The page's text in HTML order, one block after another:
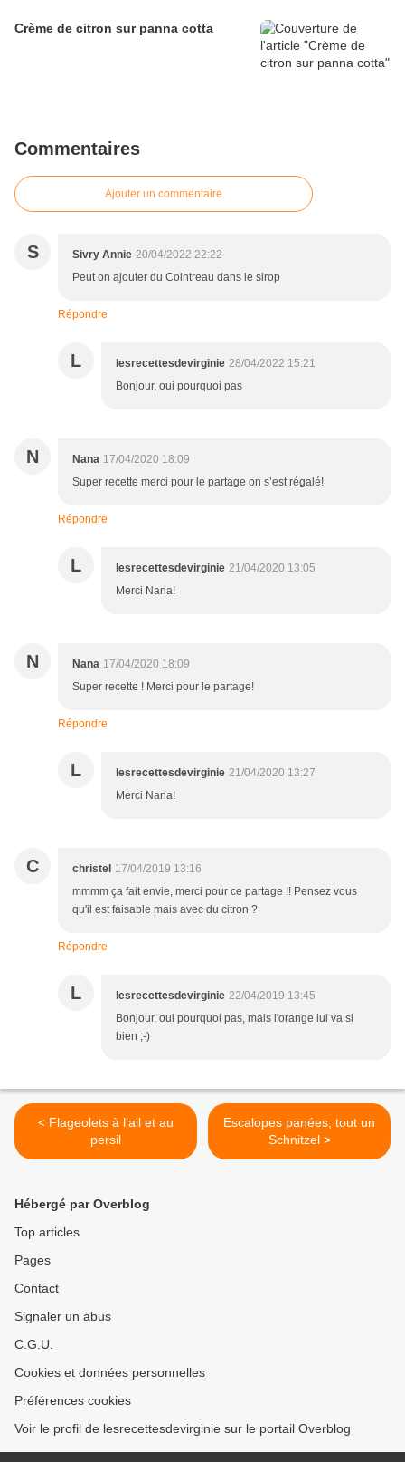
Crème de citron sur panna cotta
Commentaires
Ajouter un commentaire
S Sivry Annie 20/04/2022 22:22
Peut on ajouter du Cointreau dans le sirop
Répondre
L lesrecettesdevirginie 28/04/2022 15:21
Bonjour, oui pourquoi pas
N Nana 17/04/2020 18:09
Super recette merci pour le partage on s’est régalé!
Répondre
L lesrecettesdevirginie 21/04/2020 13:05
Merci Nana!
N Nana 17/04/2020 18:09
Super recette ! Merci pour le partage!
Répondre
L lesrecettesdevirginie 21/04/2020 13:27
Merci Nana!
C christel 17/04/2019 13:16
mmmm ça fait envie, merci pour ce partage !! Pensez vous
qu'il est faisable mais avec du citron ?
Répondre
L lesrecettesdevirginie 22/04/2019 13:45
Bonjour, oui pourquoi pas, mais l'orange lui va si
bien ;-)
< Flageolets à l'ail et au
persil
Escalopes panées, tout un
Schnitzel >
Hébergé par Overblog
Top articles
Pages
Contact
Signaler un abus
C.G.U.
Cookies et données personnelles
Préférences cookies
Voir le profil de lesrecettesdevirginie sur le portail Overblog